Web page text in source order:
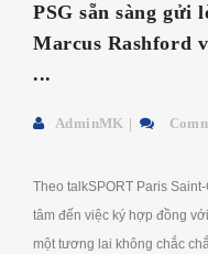
PSG sẵn sàng gửi
Marcus Rashford
...
AdminMK
Theo talkSPORT Paris
tâm đến việc ký hợp đồng
một tương lai không chắc